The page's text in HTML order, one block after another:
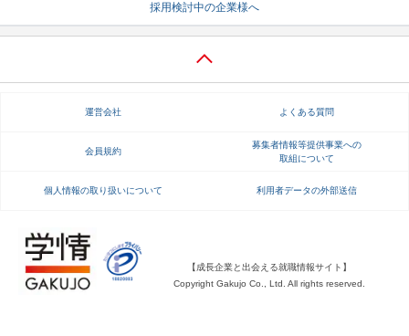
適職診断 就活チャンネル
採用検討中の企業様へ
運営会社 よくある質問
会員規約
募集者情報等提供事業への
取組について
個人情報の取り扱いについて 利用者データの外部送信
【成長企業と出会える就職情報サイト】
Copyright Gakujo Co., Ltd. All rights reserved.